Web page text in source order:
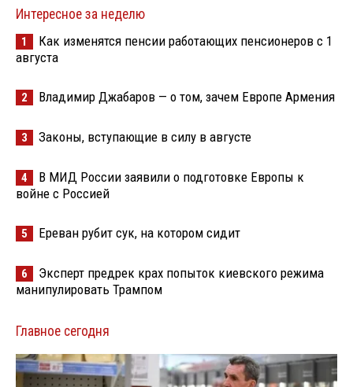
Интересное за неделю
1
Как изменятся пенсии работающих пенсионеров с 1
августа
2 Владимир Джабаров — о том, зачем Европе Армения
3 Законы, вступающие в силу в августе
4
В МИД России заявили о подготовке Европы к
войне с Россией
5 Ереван рубит сук, на котором сидит
6
Эксперт предрек крах попыток киевского режима
манипулировать Трампом
Главное сегодня